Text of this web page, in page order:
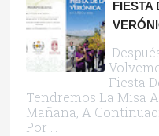
FIESTA
Fiesta
Tendremos La Misa A
Mañana, A
Por ...